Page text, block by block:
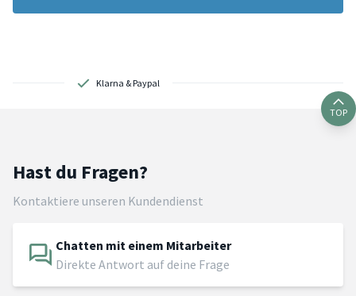
Kostenlose Lieferung ab 89 Euro
TOP
Hast du Fragen?
Kontaktiere unseren Kundendienst
Chatten mit einem Mitarbeiter
Direkte Antwort auf deine Frage